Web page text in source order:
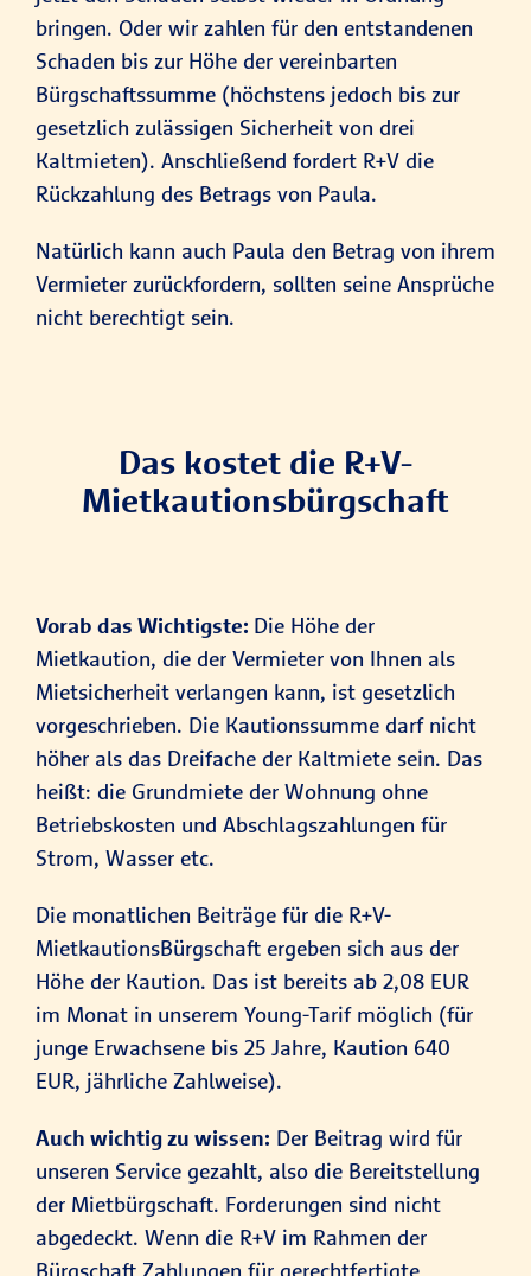
bringen. Oder wir zahlen für den entstandenen
Schaden bis zur Höhe der vereinbarten
Bürgschaftssumme (höchstens jedoch bis zur
gesetzlich zulässigen Sicherheit von drei
Kaltmieten). Anschließend fordert R+V die
Rückzahlung des Betrags von Paula.
Natürlich kann auch Paula den Betrag von ihrem
Vermieter zurückfordern, sollten seine Ansprüche
nicht berechtigt sein.
Das kostet die R+V-
Mietkautionsbürgschaft
Vorab das Wichtigste: Die Höhe der
Mietkaution, die der Vermieter von Ihnen als
Mietsicherheit verlangen kann, ist gesetzlich
vorgeschrieben. Die Kautionssumme darf nicht
höher als das Dreifache der Kaltmiete sein. Das
heißt: die Grundmiete der Wohnung ohne
Betriebskosten und Abschlagszahlungen für
Strom, Wasser etc.
Die monatlichen Beiträge für die R+V-
MietkautionsBürgschaft ergeben sich aus der
Höhe der Kaution. Das ist bereits ab 2,08 EUR
im Monat in unserem Young-Tarif möglich (für
junge Erwachsene bis 25 Jahre, Kaution 640
EUR, jährliche Zahlweise).
Auch wichtig zu wissen: Der Beitrag wird für
unseren Service gezahlt, also die Bereitstellung
der Mietbürgschaft. Forderungen sind nicht
abgedeckt. Wenn die R+V im Rahmen der
Bürgschaft Zahlungen für gerechtfertigte